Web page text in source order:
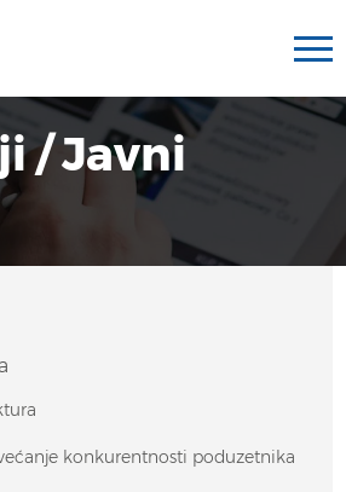
/ Javni
konkurentnosti poduzetnika